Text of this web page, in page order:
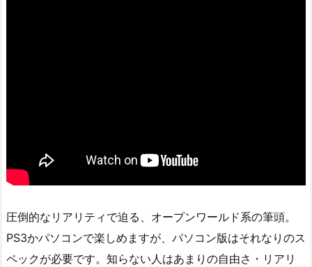
圧倒的なリアリティで迫る、オープンワールド系の筆頭。
PS3かパソコンで楽しめますが、パソコン版はそれなりのス
ペックが必要です。知らない人はあまりの自由さ・リアリ